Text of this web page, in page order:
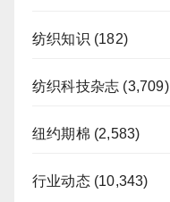
纺织知识 (182)
纺织科技杂志 (3,709)
纽约期棉 (2,583)
行业动态(10,343)